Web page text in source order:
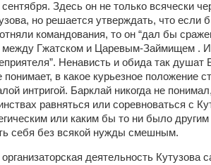
Здесь он не только всячески
но решается утверждать, что если
командования, то он “дал бы
между Гжатском и Царевым-Займищем . И
Ненависть и обида так душат
в какое курьезное положение
интригой. Барклай никогда не
равняться или соревноваться с
или каким бы то ни было
себя без всякой нужды смешным.
деятельность Кутузова